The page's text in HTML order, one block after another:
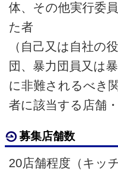
体、その他実行委
た者
（自己又は自社の
団、暴力団員又は
に非難されるべき
者に該当する店舗
募集店舗数
20店舗程度（キッ